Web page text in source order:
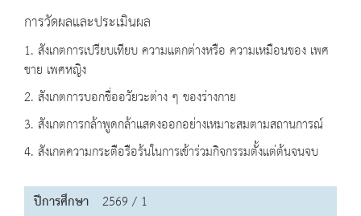
การวัดผลและประเมินผล
1. สังเกตการเปรียบเทียบ ความแตกต่างหรือ ความเหมือนของ เพศ
ชาย เพศหญิง
2. สังเกตการบอกชื่ออวัยวะต่าง ๆ ของร่างกาย
3. สังเกตการกล้าพูดกล้าแสดงออกอย่างเหมาะสมตามสถานการณ์
4. สังเกตความกระตือรือร้นในการเข้าร่วมกิจกรรมตั้งแต่ต้นจนจบ
ปีการศึกษา 2569 / 1